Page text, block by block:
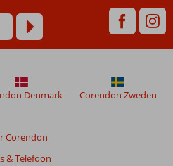
Corendon
& Telefoon
Denmark Corendon Zweden